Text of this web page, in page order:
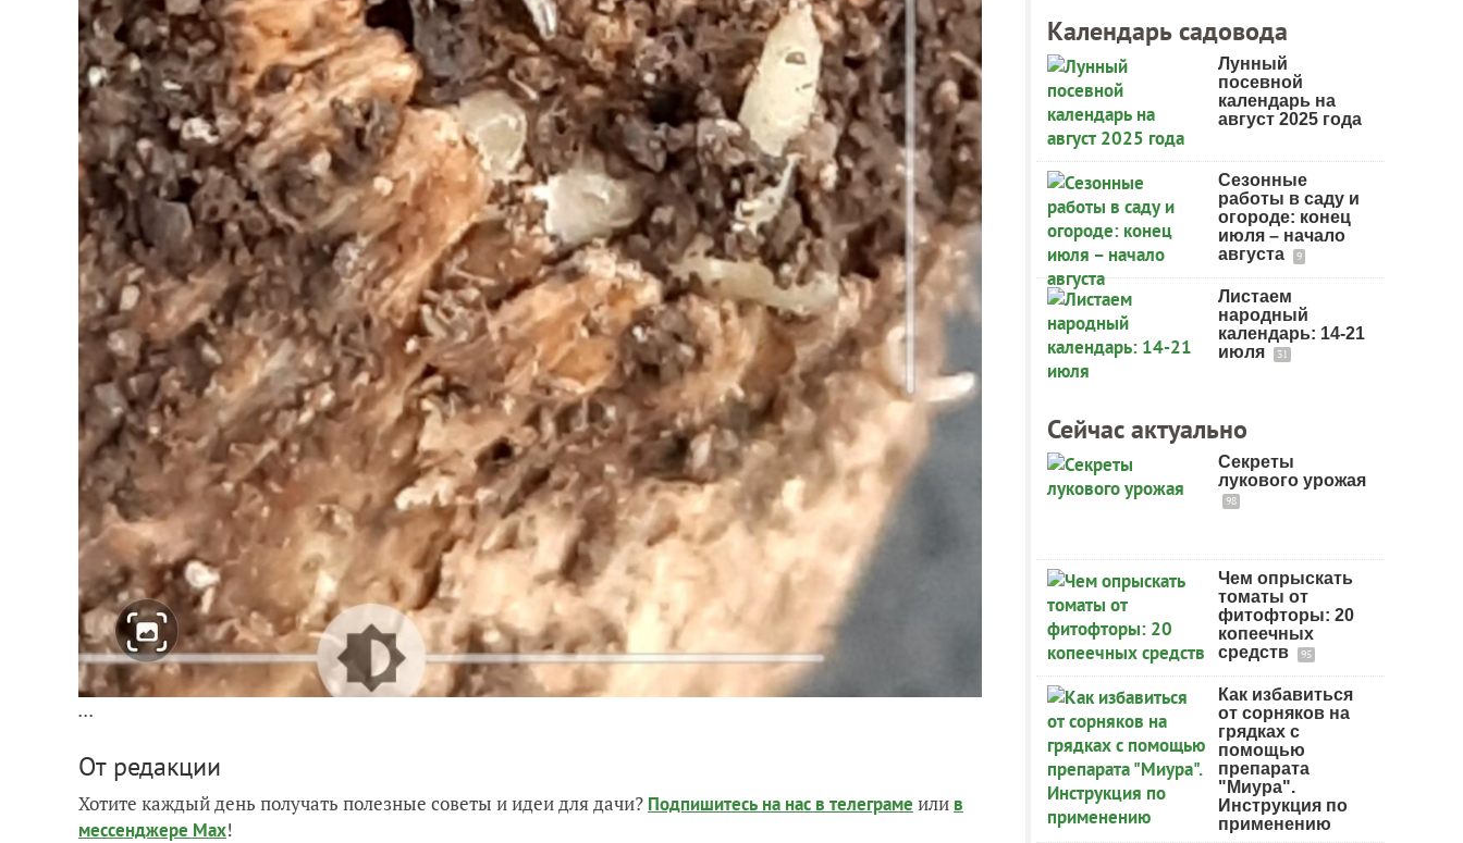
...
От редакции
Хотите каждый день получать полезные советы и идеи для дачи? Подпишитесь на нас в телеграме или в
мессенджере Max!
Календарь садовода
Лунный
посевной
календарь на
август 2025 года
Сезонные
работы в саду и
огороде: конец
июля – начало
августа
9
Листаем
народный
календарь: 14-21
июля
31
Сейчас актуально
Секреты
лукового урожая
98
Чем опрыскать
томаты от
фитофторы: 20
копеечных
средств
95
Как избавиться
от сорняков на
грядках с
помощью
препарата
"Миура".
Инструкция по
применению